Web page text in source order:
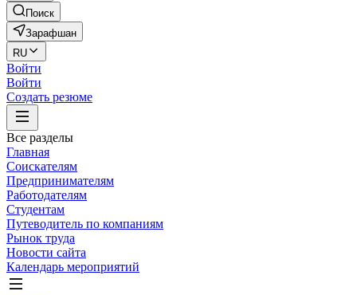
Поиск
Зарафшан
RU
Войти
Войти
Создать резюме
Все разделы
Главная
Соискателям
Предпринимателям
Работодателям
Студентам
Путеводитель по компаниям
Рынок труда
Новости сайта
Календарь мероприятий